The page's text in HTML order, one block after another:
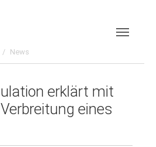
News
erklärt mit
eines